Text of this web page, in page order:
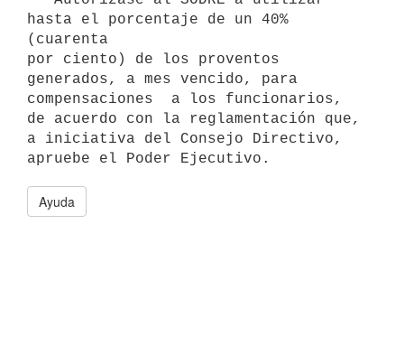
hasta el porcentaje de un 40%
(cuarenta
por ciento) de los proventos
generados, a mes vencido, para
compensaciones  a los funcionarios,
de acuerdo con la reglamentación que,
a iniciativa del Consejo Directivo,
apruebe el Poder Ejecutivo.
Ayuda